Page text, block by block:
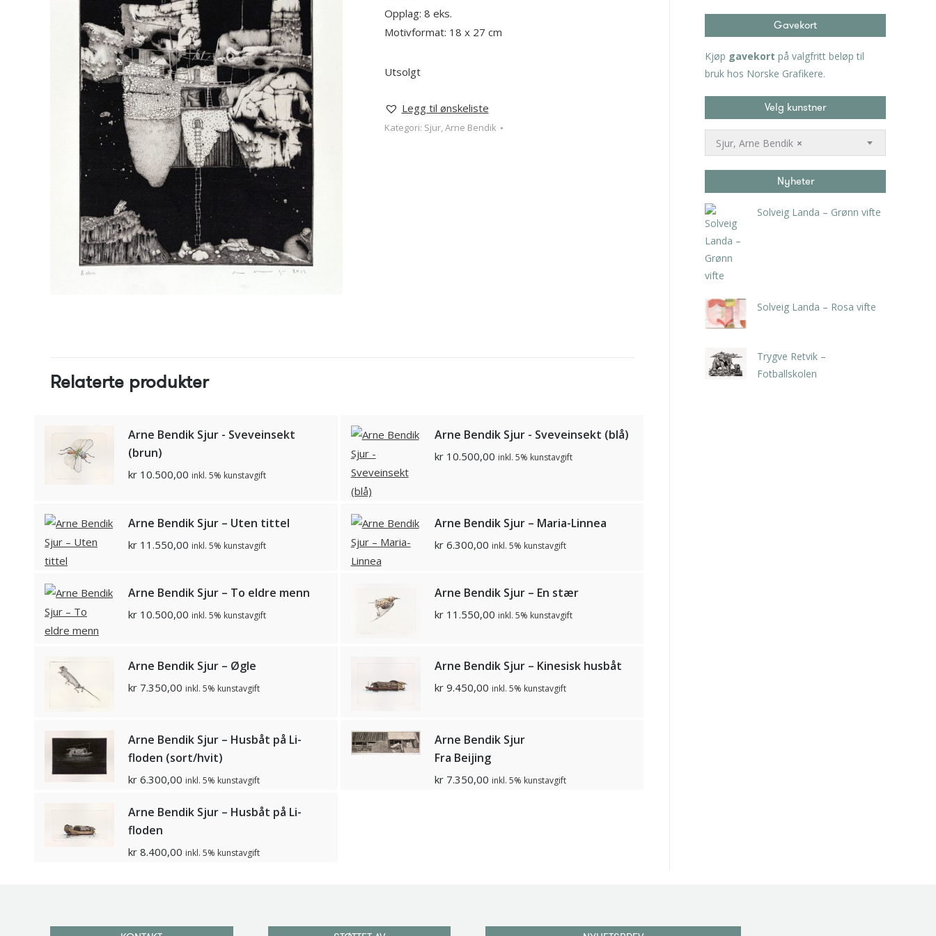
Opplag: 8 eks.
Motivformat: 18 x 27 cm
Utsolgt
Legg til ønskeliste
Kategori: Sjur, Arne Bendik
Relaterte produkter
Arne Bendik Sjur - Sveveinsekt
(brun)
kr 10.500,00 inkl. 5% kunstavgift
Arne Bendik Sjur - Sveveinsekt (blå)
kr10.500,00 inkl. 5% kunstavgift
Arne Bendik Sjur – Uten tittel
kr 11.550,00 inkl. 5% kunstavgift
Arne Bendik Sjur – Maria-Linnea
kr6.300,00 inkl. 5% kunstavgift
Arne Bendik Sjur – To eldre menn
kr 10.500,00 inkl. 5% kunstavgift
Arne Bendik Sjur – En stær
kr11.550,00 inkl. 5% kunstavgift
Arne Bendik Sjur – Øgle
kr 7.350,00 inkl. 5% kunstavgift
Arne Bendik Sjur – Kinesisk husbåt
kr9.450,00 inkl. 5% kunstavgift
Arne Bendik Sjur – Husbåt på Li-
floden (sort/hvit)
kr 6.300,00 inkl. 5% kunstavgift
Arne Bendik Sjur
Fra Beijing
kr7.350,00 inkl. 5% kunstavgift
Arne Bendik Sjur – Husbåt på Li-
floden
kr 8.400,00 inkl. 5% kunstavgift
Gavekort
Kjøp gavekort på valgfritt beløp til
bruk hos Norske Grafikere.
Velg kunstner
×
Sjur, Arne Bendik
Nyheter
Solveig Landa – Grønn vifte
Solveig Landa – Rosa vifte
Trygve Retvik –
Fotballskolen